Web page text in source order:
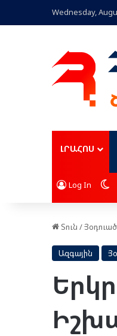
Wednesday,
ԼՐԱՀՈՍ
Log In
Տուն /
Ազգային